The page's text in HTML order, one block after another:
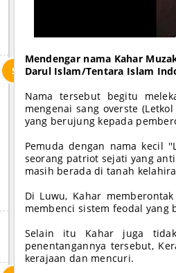
Mendengar nama Kahar
Darul Islam/Tentara Islam
Nama tersebut begitu
mengenai sang overste
yang berujung kepada
Pemuda dengan nama kecil
seorang patriot sejati yang
masih berada di tanah
Di Luwu, Kahar
membenci sistem feodal yang
Selain itu Kahar juga
penentangannya tersebut,
kerajaan dan mencuri.